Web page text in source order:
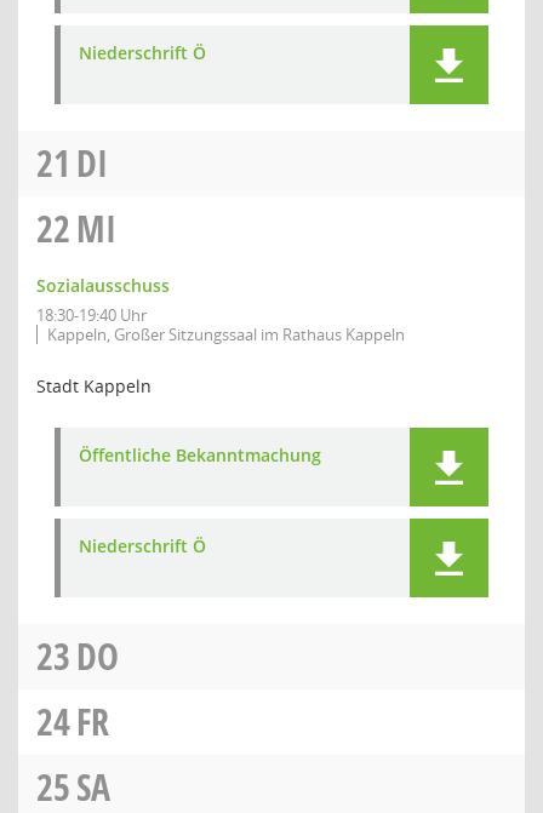
Niederschrift Ö
21 DI
22MI
Sozialausschuss
18:30-19:40 Uhr
Kappeln, Großer Sitzungssaal im Rathaus Kappeln
Stadt Kappeln
Öffentliche Bekanntmachung
Niederschrift Ö
23DO
24FR
25SA